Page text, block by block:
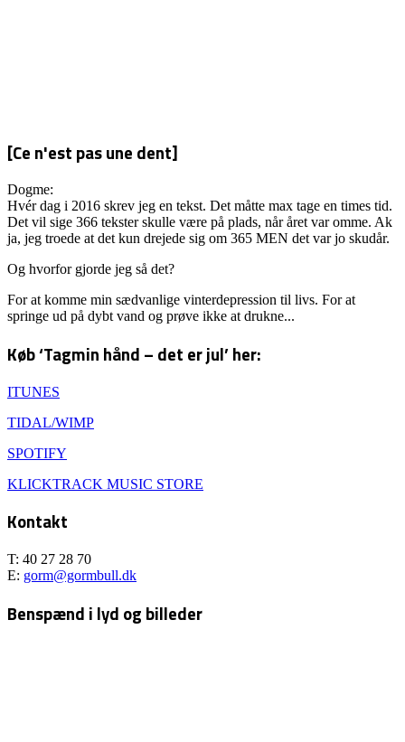
[Ce n'est pas une dent]
Dogme:
Hvér dag i 2016 skrev jeg en tekst. Det måtte max tage en times tid.
Det vil sige 366 tekster skulle være på plads, når året var omme. Ak
ja, jeg troede at det kun drejede sig om 365 MEN det var jo skudår.
Og hvorfor gjorde jeg så det?
For at komme min sædvanlige vinterdepression til livs. For at
springe ud på dybt vand og prøve ikke at drukne...
Køb ‘Tagmin hånd – det er jul’ her:
ITUNES
TIDAL/WIMP
SPOTIFY
KLICKTRACK MUSIC STORE
Kontakt
T: 40 27 28 70
E: gorm@gormbull.dk
Benspænd i lyd og billeder